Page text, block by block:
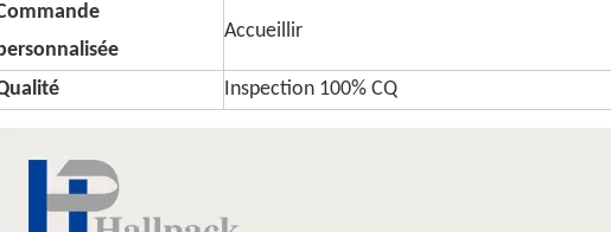
Accueillir
Inspection 100% CQ